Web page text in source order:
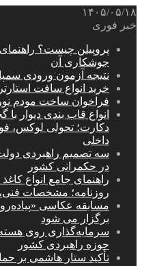
۱۴۰۵/۰۵/۱۸
خبر فوری
پروپیلن چیست؟ راهنمای
جوشکاری آن
نتیجه آزمون ورودی سمپاد سال
خرید انواع سافت
فراخوان ساخت مودم
انواع قاب بندی دیوار
دکارت؛ تحولی لوکس،
داخلی
سه تصمیم راهبردی
در حکمرانی کشور
راهنمای جامع انواع
روزنامه؛ مشخصات فنی،
مسابقه عکاسی
برگزار می شود
حوزه راهبردی کشور
تأکید ستار هاشمی بر